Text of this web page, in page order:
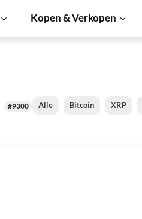
Kopen & Verkopen
#9300 Alle Bitcoin XRP